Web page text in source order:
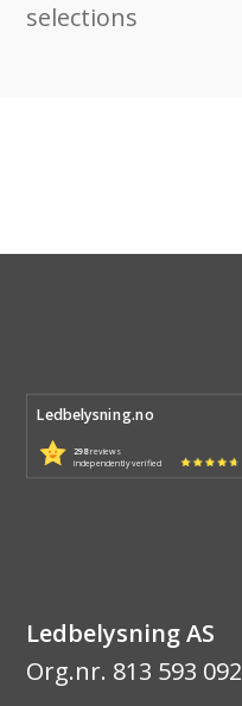
selections
Ledbelysning.no
298reviews
independently verified
Ledbelysning AS
Org.nr. 813 593 092